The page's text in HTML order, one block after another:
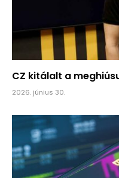
CZ kitálalt a
2026. június 30.